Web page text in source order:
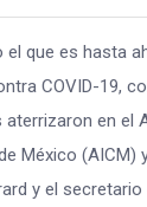
que es hasta
COVID-19,
en el
México (AICM)
y el secretario